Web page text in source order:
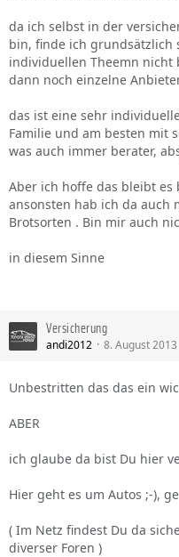
da ich selbst in der
bin, finde ich grundsätzlich
individuellen Theemn nicht
dann noch einzelne
das ist eine sehr
Familie und am besten mit
was auch immer berater,
Aber ich hoffe das bleibt es
ansonsten hab ich da auch
Brotsorten . Bin mir auch
in diesem Sinne
Versicherung
andi2012 8. August 2013
Unbestritten das das ein
ABER
ich glaube da bist Du hier
Hier geht es um Autos ;-),
( Im Netz findest Du da
diverser Foren )